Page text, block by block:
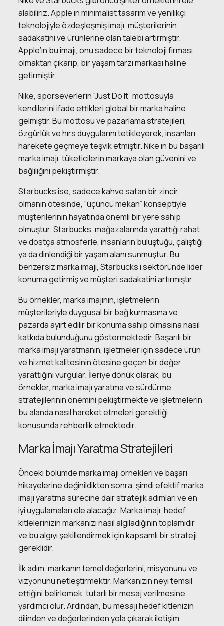
alabiliriz. Apple’ın minimalist tasarım ve yenilikçi
teknolojiyle özdeşleşmiş imajı, müşterilerinin
sadakatini ve ürünlerine olan talebi artırmıştır.
Apple’ın bu imajı, onu sadece bir teknoloji firması
olmaktan çıkarıp, bir yaşam tarzı markası haline
getirmiştir.
Nike, sporseverlerin “Just Do It” mottosuyla
kendilerini ifade ettikleri global bir marka haline
gelmiştir. Bu mottosu ve pazarlama stratejileri,
özgürlük ve hırs duygularını tetikleyerek, insanları
harekete geçmeye teşvik etmiştir. Nike’ın bu başarılı
marka imajı, tüketicilerin markaya olan güvenini ve
bağlılığını pekiştirmiştir.
Starbucks ise, sadece kahve satan bir zincir
olmanın ötesinde, “üçüncü mekan” konseptiyle
müşterilerinin hayatında önemli bir yere sahip
olmuştur. Starbucks, mağazalarında yarattığı rahat
ve dostça atmosferle, insanların buluştuğu, çalıştığı
ya da dinlendiği bir yaşam alanı sunmuştur. Bu
benzersiz marka imajı, Starbucks’ı sektöründe lider
konuma getirmiş ve müşteri sadakatini artırmıştır.
Bu örnekler, marka imajının, işletmelerin
müşterileriyle duygusal bir bağ kurmasına ve
pazarda ayırt edilir bir konuma sahip olmasına nasıl
katkıda bulunduğunu göstermektedir. Başarılı bir
marka imajı yaratmanın, işletmeler için sadece ürün
ve hizmet kalitesinin ötesine geçen bir değer
yarattığını vurgular. İleriye dönük olarak, bu
örnekler, marka imajı yaratma ve sürdürme
stratejilerinin önemini pekiştirmekte ve işletmelerin
bu alanda nasıl hareket etmeleri gerektiği
konusunda rehberlik etmektedir.
Marka İmajı Yaratma Stratejileri
Önceki bölümde marka imajı örnekleri ve başarı
hikayelerine değinildikten sonra, şimdi efektif marka
imajı yaratma sürecine dair stratejik adımları ve en
iyi uygulamaları ele alacağız. Marka imajı, hedef
kitlelerinizin markanızı nasıl algıladığının toplamıdır
ve bu algıyı şekillendirmek için kapsamlı bir strateji
gereklidir.
İlk adım, markanın temel değerlerini, misyonunu ve
vizyonunu netleştirmektir. Markanızın neyi temsil
ettiğini belirlemek, tutarlı bir mesaj verilmesine
yardımcı olur. Ardından, bu mesajı hedef kitlenizin
dilinden ve değerlerinden yola çıkarak iletişim